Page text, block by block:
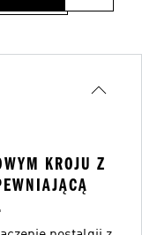
KROJU Z